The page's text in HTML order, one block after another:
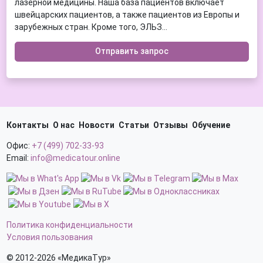
Воспаление яичников
Вправление вывихов и подвывихов
Вывих плеча
Выгорание на работе
Выпадение волос (алопеция)
Геморрагический инсульт
Геморрой
Гемофилия
Гепатит С
Гидроцефалия
Гипертиреоз
Гипопаратиреоз
Глиобластома
Иссечение анальных трещин
Кибер-нож
Кольпоскопия
Комплексная физическая противоотечная терапия
Коронарография
Кохлеарная имплантация
Криохирургия (криоабляция)
Лабиопластика (коррекция половых губ)
Лазерная коррекция зрения LASIK
Лазерное удаление сосудистых звездочек и сеточек
Ламинэктомия
Ларингэктомия (удаление гортани)
Лечебная физкультура (ЛФК)
лазерной медицины. Наша база пациентов включает
швейцарских пациентов, а также пациентов из Европы и
зарубежных стран. Кроме того, ЭЛЬЗ...
Отправить запрос
Офис: +7 (499) 702-33-93
Email: info@medicatour.online
Контакты О нас Новости Статьи Отзывы Обучение
Политика конфиденциальности
Условия пользования
© 2012-2026 «МедикаТур»